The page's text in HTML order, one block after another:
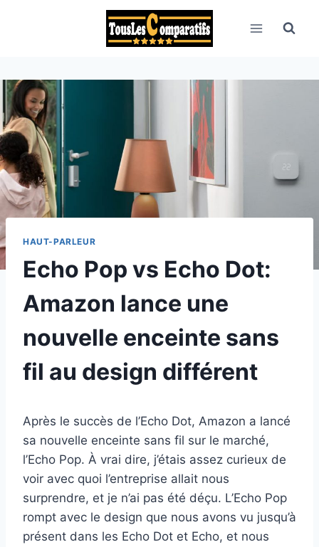
HAUT-PARLEUR
Echo Pop vs Echo Dot:
Amazon lance une
nouvelle enceinte sans
fil au design différent
Après le succès de l’Echo Dot, Amazon a lancé
sa nouvelle enceinte sans fil sur le marché,
l’Echo Pop. À vrai dire, j’étais assez curieux de
voir avec quoi l’entreprise allait nous
surprendre, et je n’ai pas été déçu. L’Echo Pop
rompt avec le design que nous avons vu jusqu’à
présent dans les Echo Dot et Echo, et nous